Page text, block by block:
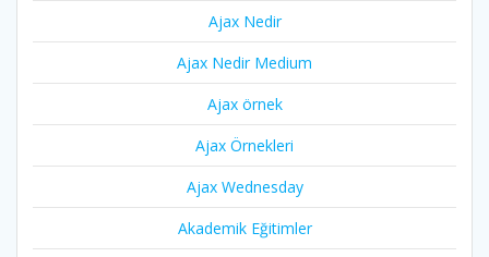
Ajax Nedir
Ajax Nedir Medium
Ajax örnek
Ajax Örnekleri
Ajax Wednesday
Akademik Eğitimler